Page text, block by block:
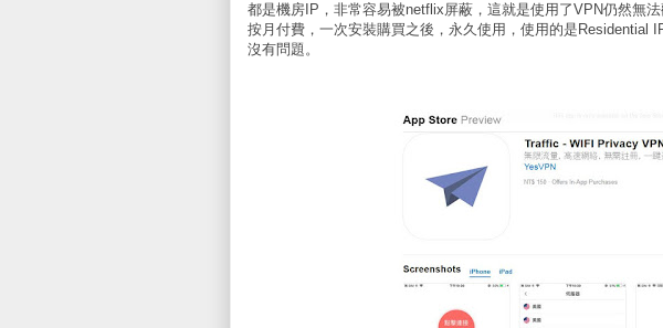
都是機房IP，非常容易被netflix屏蔽，這就是使用了VPN仍然無
按月付費，一次安裝購買之後，永久使用，使用的是Residential
沒有問題。